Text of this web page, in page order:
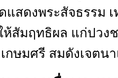
แสดงพระสัจธรรม
ห้สัมฤทธิผล แก่ปวง
กษมศรี สมดังเจตน